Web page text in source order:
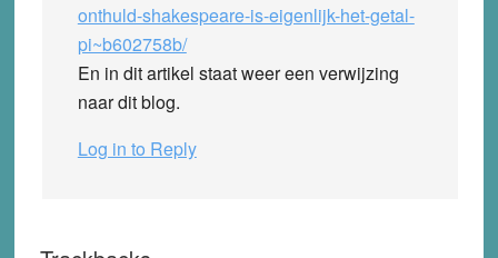
onthuld-shakespeare-is-eigenlijk-het-getal-
pi~b602758b/
En in dit artikel staat weer een verwijzing
naar dit blog.
Log in to Reply